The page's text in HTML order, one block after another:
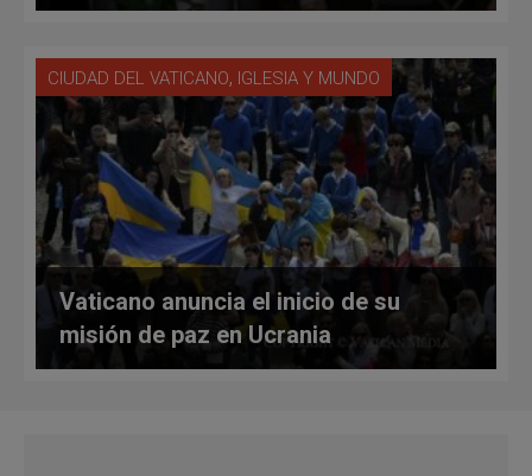
CIUDAD DEL VATICANO, IGLESIA Y MUNDO
Vaticano anuncia el inicio de su
misión de paz en Ucrania